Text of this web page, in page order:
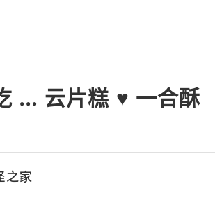
... 云片糕 ♥ 一合酥
之家